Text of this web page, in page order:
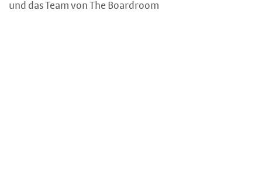
und das Team von The Boardroom